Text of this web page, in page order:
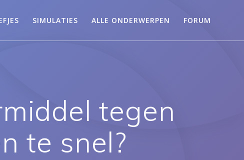
SIMULATIES ALLE ONDERWERPEN FORUM
tegen
te snel?